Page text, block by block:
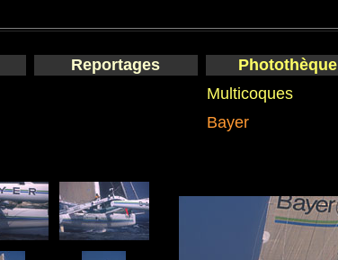
Reportages Photothèque
Multicoques
Bayer